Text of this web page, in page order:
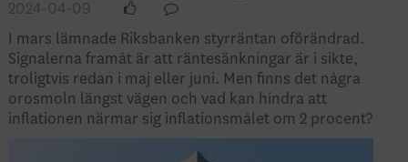
2024-04-09
I mars lämnade Riksbanken styrräntan oförändrad.
Signalerna framåt är att räntesänkningar är i sikte,
troligtvis redan i maj eller juni. Men finns det några
orosmoln längst vägen och vad kan hindra att
inflationen närmar sig inflationsmålet om 2 procent?